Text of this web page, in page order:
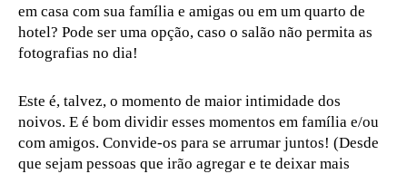
em casa com sua família e amigas ou em um quarto de
hotel? Pode ser uma opção, caso o salão não permita as
fotografias no dia!
Este é, talvez, o momento de maior intimidade dos
noivos. E é bom dividir esses momentos em família e/ou
com amigos. Convide-os para se arrumar juntos! (Desde
que sejam pessoas que irão agregar e te deixar mais